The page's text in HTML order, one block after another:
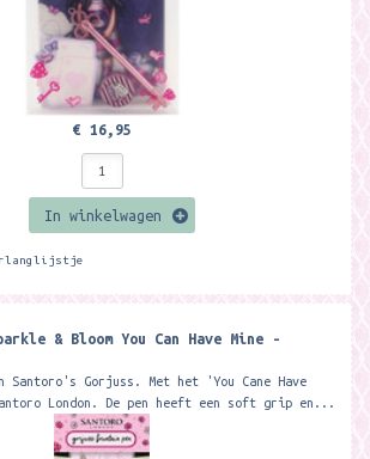
€ 16,95
In winkelwagen
& Bloom You Can Have Mine -
Santoro's Gorjuss. Met het 'You Cane Have
London. De pen heeft een soft grip en...